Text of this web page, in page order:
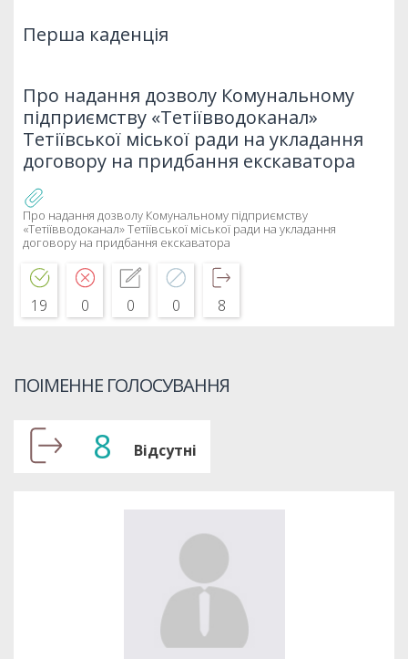
Перша каденція
Про надання дозволу Комунальному
підприємству «Тетіївводоканал»
Тетіївської міської ради на укладання
договору на придбання екскаватора
Про надання дозволу Комунальному підприємству
«Тетіївводоканал» Тетіївської міської ради на укладання
договору на придбання екскаватора
19 0 0 0 8
ПОІМЕННЕ ГОЛОСУВАННЯ
8 Відсутні